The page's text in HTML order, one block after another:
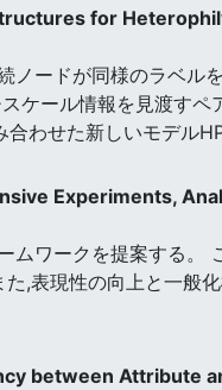
for
ードが同様のラベル
ケール情報を見渡す
わせた新しいモデル
Experiments,
ワークを提案する。
,表現性の向上と一般
between Attribute